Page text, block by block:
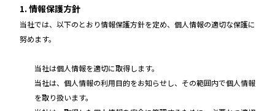
1. 情報保護方針
当社では、以下のとおり情報保護方針を定め、個人情報の適切な保護に
努めます。
当社は個人情報を適切に取得します。
当社は、個人情報の利用目的をお知らせし、その範囲内で個人情報
を取り扱います。